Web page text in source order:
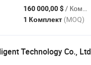
160 000,00 $/ Комплект
1 Комплект (MOQ)
Technology Co., Ltd